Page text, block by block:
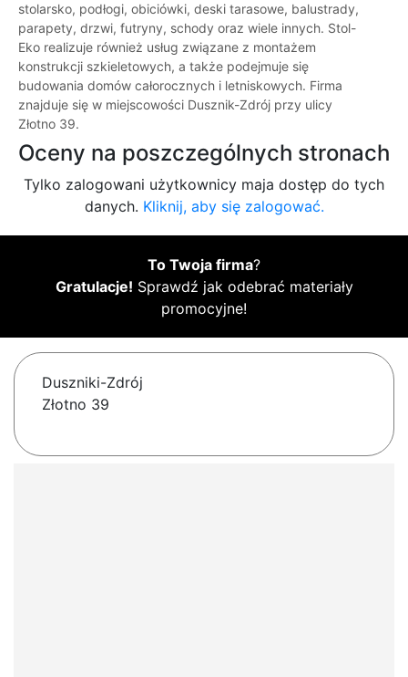
stolarsko, podłogi, obiciówki, deski tarasowe, balustrady,
parapety, drzwi, futryny, schody oraz wiele innych. Stol-
Eko realizuje również usług związane z montażem
konstrukcji szkieletowych, a także podejmuje się
budowania domów całorocznych i letniskowych. Firma
znajduje się w miejscowości Dusznik-Zdrój przy ulicy
Złotno 39.
Oceny na poszczególnych stronach
Tylko zalogowani użytkownicy maja dostęp do tych
danych. Kliknij, aby się zalogować.
To Twoja firma?
Gratulacje! Sprawdź jak odebrać materiały
promocyjne!
Duszniki-Zdrój
Złotno 39